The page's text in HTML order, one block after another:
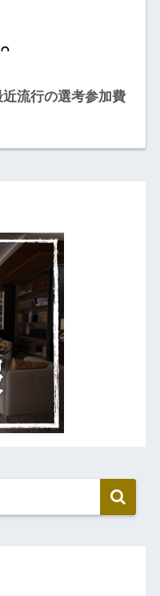
流行の選考参加費